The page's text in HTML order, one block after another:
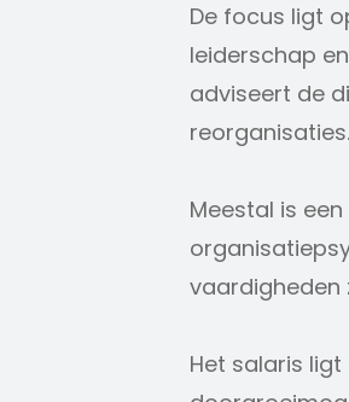
De focus ligt
leiderschap
adviseert de
reorganisaties.
Meestal is
vaardigheden
Het salaris